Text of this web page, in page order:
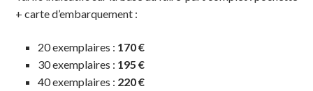
+ carte d’embarquement :
20 exemplaires : 170 €
30 exemplaires : 195 €
40 exemplaires : 220 €